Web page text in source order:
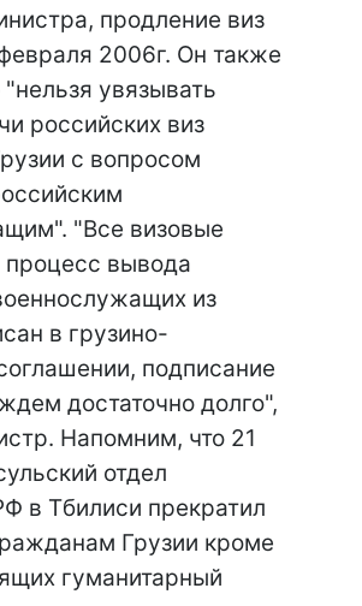
продление виз
2006г. Он также
увязывать
российских виз
с вопросом
"Все визовые
вывода
из
в грузино-
подписание
достаточно долго",
Напомним, что 21
отдел
в Тбилиси прекратил
Грузии кроме
гуманитарный